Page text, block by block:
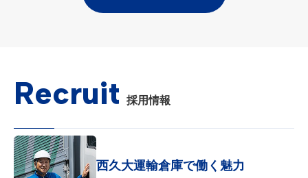
Recruit 採用情報
西久大運輸倉庫で働く魅力